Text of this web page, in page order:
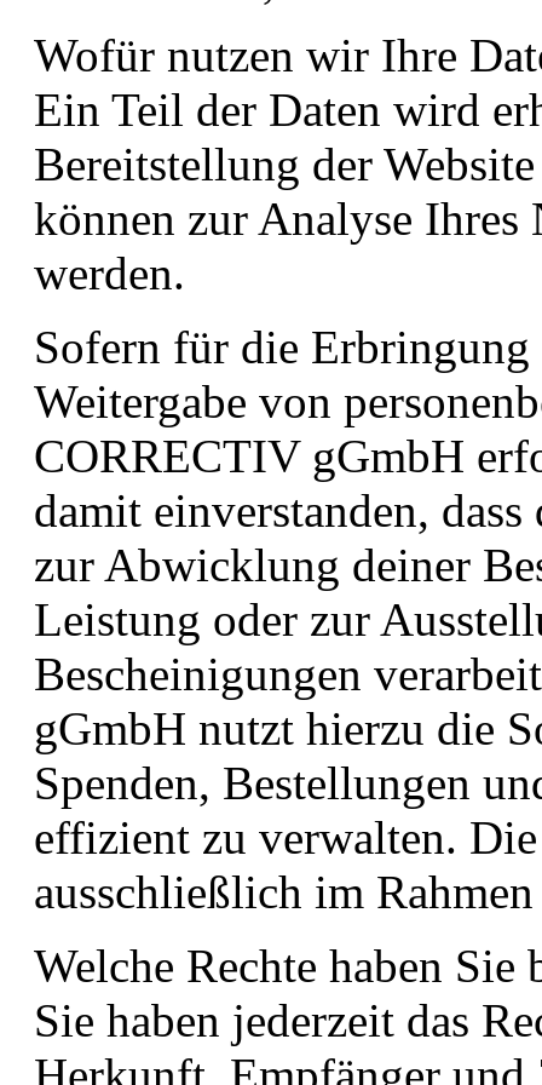
Wofür nutzen wir Ihre
Ein Teil der Daten wird
Bereitstellung der
können zur Analyse Ihres
werden.
Sofern für die Erbringung
Weitergabe von
CORRECTIV gGmbH
damit einverstanden,
zur Abwicklung deiner
Leistung oder zur
Bescheinigungen
gGmbH nutzt hierzu die
Spenden, Bestellungen
effizient zu verwalten.
ausschließlich im
Welche Rechte haben
Sie haben jederzeit das
Herkunft, Empfänger und